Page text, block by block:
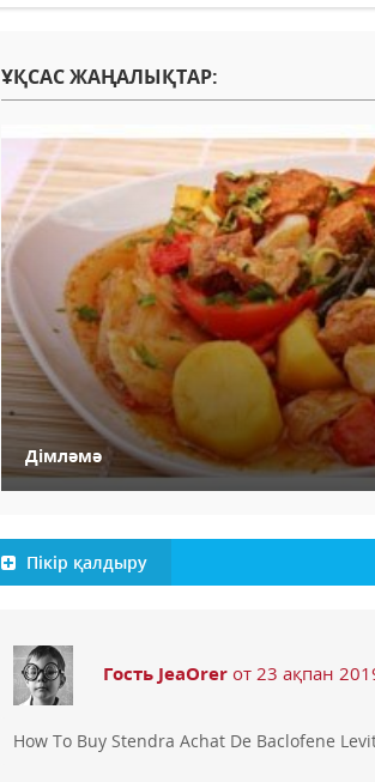
ҰҚСАС ЖАҢАЛЫҚТАР:
Дімләмә
Пікір қалдыру
Гость JeaOrer от 23 ақпан
How To Buy Stendra Achat De Baclofene